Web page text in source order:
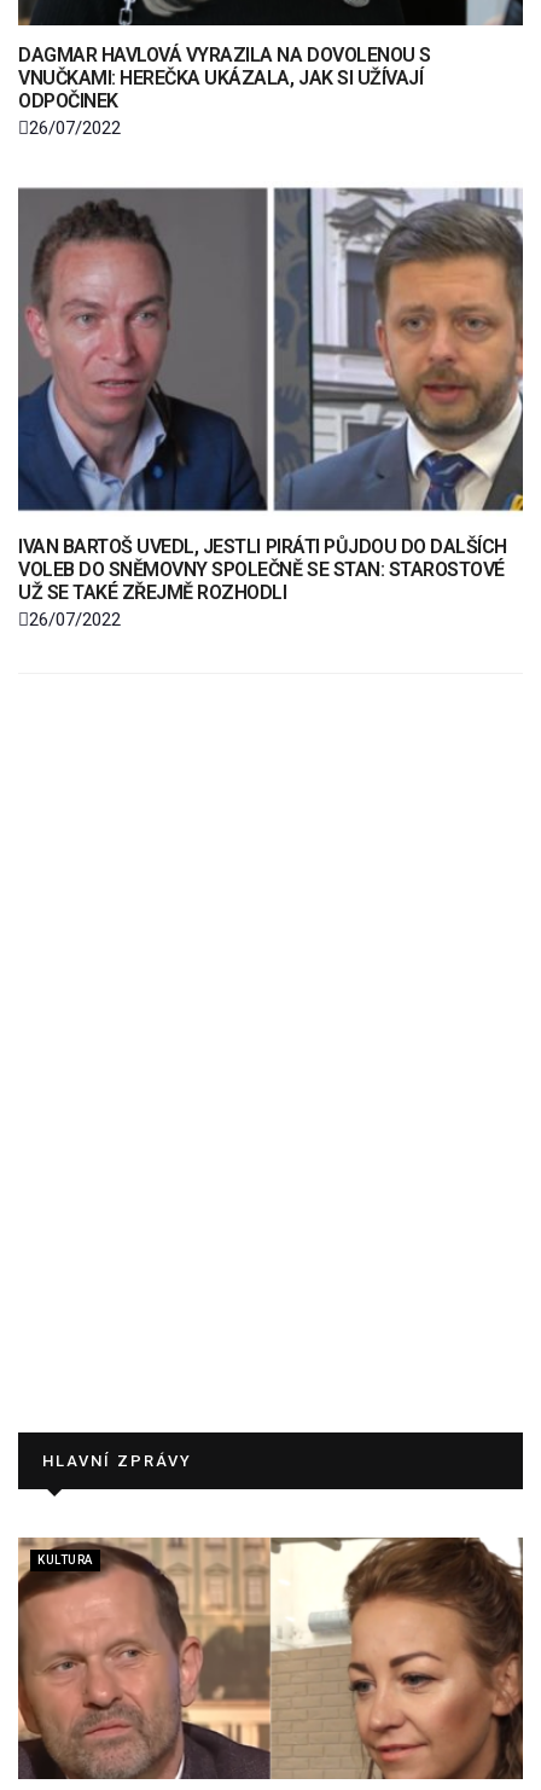
DAGMAR HAVLOVÁ VYRAZILA NA DOVOLENOU S
VNUČKAMI: HEREČKA UKÁZALA, JAK SI UŽÍVAJÍ
ODPOČINEK
26/07/2022
IVAN BARTOŠ UVEDL, JESTLI PIRÁTI PŮJDOU DO DALŠÍCH
VOLEB DO SNĚMOVNY SPOLEČNĚ SE STAN: STAROSTOVÉ
UŽ SE TAKÉ ZŘEJMĚ ROZHODLI
26/07/2022
HLAVNÍ ZPRÁVY
KULTURA